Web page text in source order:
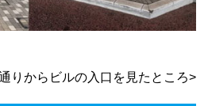
りからビルの入口を見たところ>